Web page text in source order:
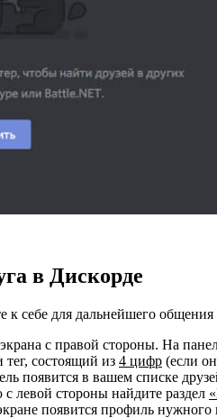
в Дискорде
к себе для дальнейшего
с правой стороны. На
состоящий из 4 цифр (если
появится в вашем списке
левой стороны найдите раздел
появится профиль нужного